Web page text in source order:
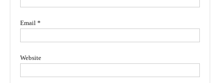
Email *
Website